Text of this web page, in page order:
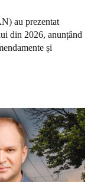
au prezentat
din 2026, anunțând
și